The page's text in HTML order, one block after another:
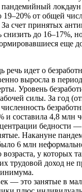
локдаун
19–20% от общей
счет принятых
снизить до 16–17%,
еще
речь идет о
выросла в
Уровень
силы. За год
и составила 4,8 млн
бедности —
Накануне
6 млн
возраста, у которых
трудовой доход не
— это занятые в